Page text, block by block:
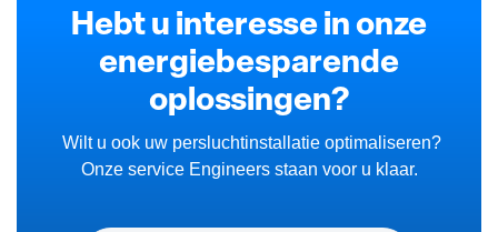
Hebt u interesse in onze
energiebesparende
oplossingen?
Wilt u ook uw persluchtinstallatie optimaliseren?
Onze service Engineers staan voor u klaar.